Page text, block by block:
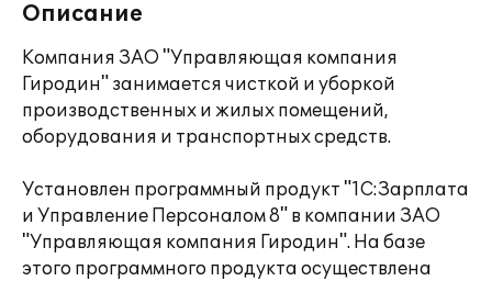
Описание
Компания ЗАО "Управляющая компания
Гиродин" занимается чисткой и уборкой
производственных и жилых помещений,
оборудования и транспортных средств.
Установлен программный продукт "1С:Зарплата
и Управление Персоналом 8" в компании ЗАО
"Управляющая компания Гиродин". На базе
этого программного продукта осуществлена